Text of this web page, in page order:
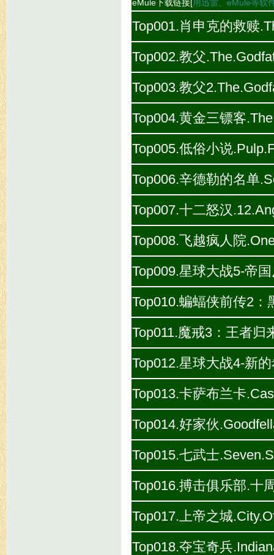
eMule下载链接[用迅雷、eMule等软
Top001.肖申克的救赎
Top002.教父
Top003.教父
Top004.黄金三镖客
Top005.低俗小说
Top006.辛德勒的名单
Top007.十二怒汉
Top008.飞越疯人院
Top009.星球大战5-帝
Top010.蝙蝠侠前传2：
Top011.魔戒3：王者归
Top012.星球大战4-新
Top013.卡萨布兰卡
Top014.好家伙
Top015.七武士
Top016.搏击俱乐部.十
Top017.上帝之城
Top018.夺宝奇兵